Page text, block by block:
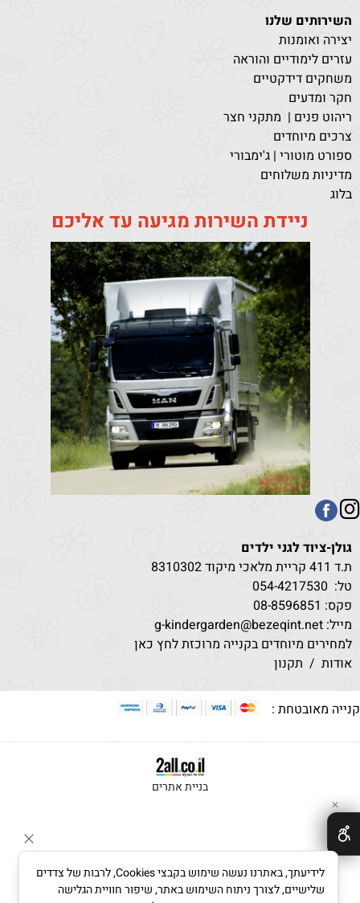
השירותים שלנו
יצירה ואומנות
עזרים לימודיים והוראה
משחקים דידקטיים
חקר ומדעים
ריהוט פנים | מתקני חצר
צרכים מיוחדים
ספורט מוטורי | ג'ימבורי
מדיניות משלוחים
בלוג
ניידת השירות מגיעה עד אליכם
גולן-ציוד לגני ילדים
ת.ד 411 קריית מלאכי מיקוד 8310302
טל:
054-4217530
פקס: 08-8596851
מייל: g-kindergarden@bezeqint.net
למחירים מיוחדים בקנייה מרוכזת לחץ כאן
אודות/ תקנון
מאובטחת :
בניית אתרים
✕
לידיעתך, באתרנו נעשה שימוש בקבצי Cookies, לרבות של צדדים
שלישיים, לצורך ניתוח השימוש באתר, שיפור חוויית הגלישה